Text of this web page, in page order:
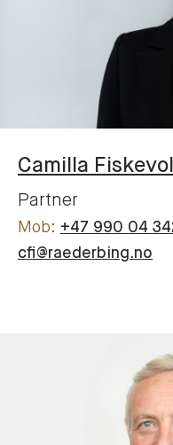
Camilla Fiskevoll
Partner
+47 990 04
cfi@raederbing.no